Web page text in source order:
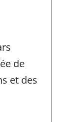
de
et des